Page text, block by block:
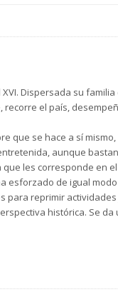
Dispersada su
el país,
que se hace a sí
aunque
les corresponde en
esforzado de igual
para reprimir
histórica. Se da